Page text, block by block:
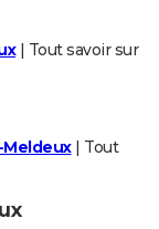
| Tout savoir sur
| Tout